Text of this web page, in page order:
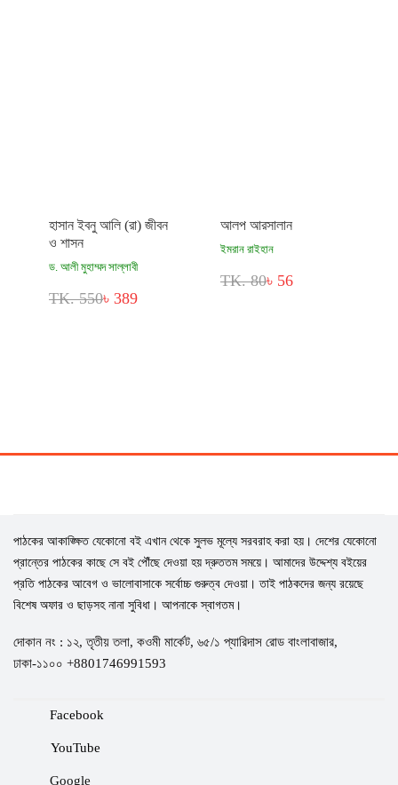
হাসান ইবনু আলি (রা) জীবন
ও শাসন
ড. আলী মুহাম্মদ সাল্লাবী
TK. 550৳ 389
আলপ আরসালান
ইমরান রাইহান
TK. 80৳ 56
পাঠকের আকাঙ্ক্ষিত যেকোনো বই এখান থেকে সুলভ মূল্যে সরবরাহ করা হয়। দেশের যেকোনো
প্রান্তের পাঠকের কাছে সে বই পৌঁছে দেওয়া হয় দ্রুততম সময়ে। আমাদের উদ্দেশ্য বইয়ের
প্রতি পাঠকের আবেগ ও ভালোবাসাকে সর্বোচ্চ গুরুত্ব দেওয়া। তাই পাঠকদের জন্য রয়েছে
বিশেষ অফার ও ছাড়সহ নানা সুবিধা। আপনাকে স্বাগতম।
দোকান নং : ১২, তৃতীয় তলা, কওমী মার্কেট, ৬৫/১ প্যারিদাস রোড বাংলাবাজার,
ঢাকা-১১০০ +8801746991593
Facebook
YouTube
Google